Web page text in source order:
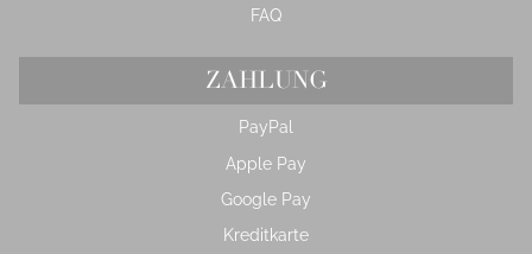
FAQ
ZAHLUNG
PayPal
Apple Pay
Google Pay
Kreditkarte